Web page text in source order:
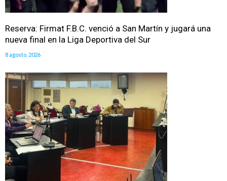
Reserva: Firmat F.B.C. venció a San Martín y jugará una
nueva final en la Liga Deportiva del Sur
8 agosto, 2026